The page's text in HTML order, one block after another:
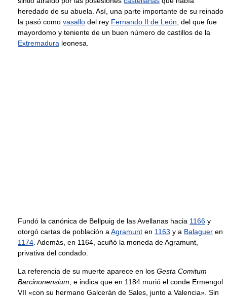
heredado de su abuela. Así, una parte importante de su reinado
la pasó como vasallo del rey Fernando II de León , del que fue
mayordomo y teniente de un buen número de castillos de la
Extremadura leonesa.
Fundó la canónica de Bellpuig de las Avellanas hacia 1166 y
otorgó cartas de población a Agramunt en 1163 y a Balaguer en
1174 . Además, en 1164, acuñó la moneda de Agramunt,
privativa del condado.
La referencia de su muerte aparece en los Gesta Comitum
Barcinonensium , e indica que en 1184 murió el conde Ermengol
VII «con su hermano Galcerán de Sales, junto a Valencia». Sin